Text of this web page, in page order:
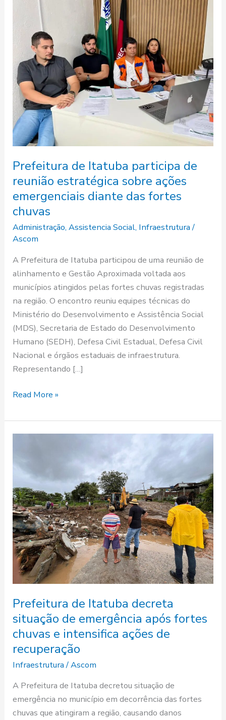
Prefeitura de Itatuba participa de
reunião estratégica sobre ações
emergenciais diante das fortes
chuvas
Administração,Assistencia Social, Infraestrutura/
Ascom
A Prefeitura de Itatuba participou de uma reunião de
alinhamento e Gestão Aproximada voltada aos
municípios atingidos pelas fortes chuvas registradas
na região. O encontro reuniu equipes técnicas do
Ministério do Desenvolvimento e Assistência Social
(MDS), Secretaria de Estado do Desenvolvimento
Humano (SEDH), Defesa Civil Estadual, Defesa Civil
Nacional e órgãos estaduais de infraestrutura.
Representando […]
Itatuba
participa
reunião
estratégica
sobre
ações
emergenciais
diante
fortes
chuvas
Read More »
Prefeitura de Itatuba decreta
situação de emergência após fortes
chuvas e intensifica ações de
recuperação
Infraestrutura/Ascom
A Prefeitura de Itatuba decretou situação de
emergência no município em decorrência das fortes
chuvas que atingiram a região, causando danos
Itatuba
decreta
situação
de
emergência
após
fortes
chuvas
ações
de
recuperação